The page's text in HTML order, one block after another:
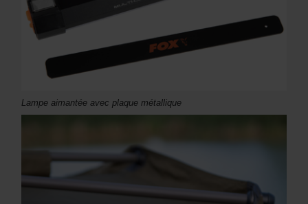
Lampe aimantée avec plaque métallique